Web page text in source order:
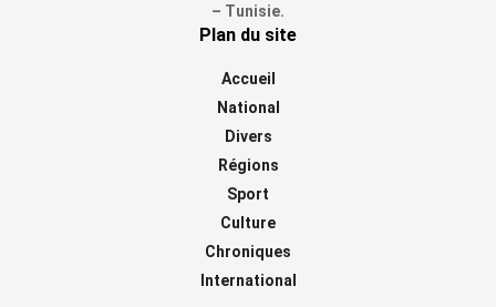
– Tunisie.
Plan du site
Accueil
National
Divers
Régions
Sport
Culture
Chroniques
International